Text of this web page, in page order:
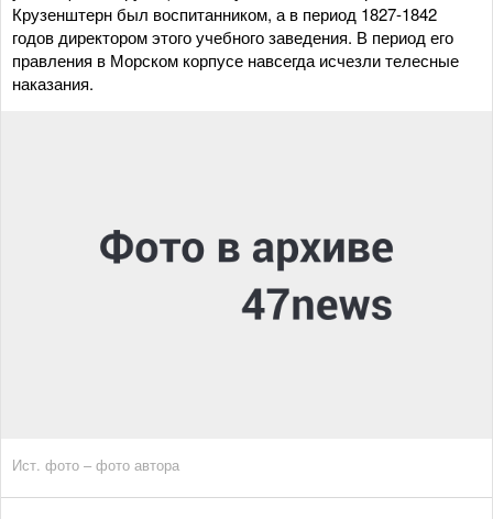
Крузенштерн был воспитанником, а в период 1827-1842
годов директором этого учебного заведения. В период его
правления в Морском корпусе навсегда исчезли телесные
наказания.
Ист. фото – фото автора